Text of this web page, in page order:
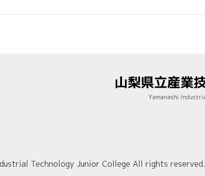
Technology Junior College All rights reserved.